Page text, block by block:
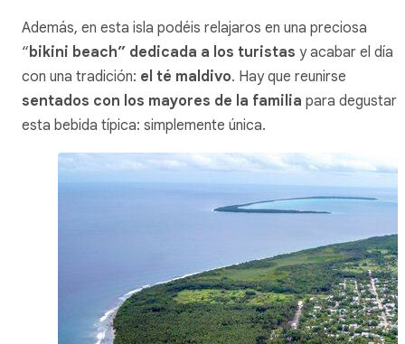
Además, en esta isla podéis relajaros en una preciosa
“bikini beach” dedicada a los turistas y acabar el día
con una tradición: el té maldivo. Hay que reunirse
sentados con los mayores de la familia para degustar
esta bebida típica: simplemente única.